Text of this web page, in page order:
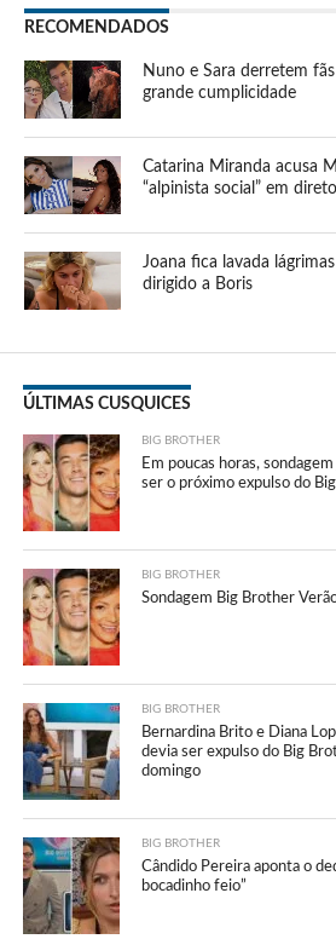
RECOMENDADOS
Nuno e Sara derretem
grande cumplicidade
Catarina Miranda acusa
“alpinista social” em direto
Joana fica lavada
dirigido a Boris
ÚLTIMAS CUSQUICES
BIG BROTHER
Em poucas horas,
ser o próximo expulso do
BIG BROTHER
Sondagem Big Brother
BIG BROTHER
Bernardina Brito e Diana
devia ser expulso do Big
domingo
BIG BROTHER
Cândido Pereira aponta o
bocadinho feio”